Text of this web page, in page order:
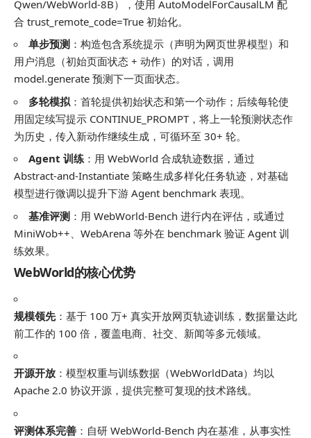
Qwen/WebWorld-8B），使用 AutoModelForCausalLM 配
合 trust_remote_code=True 初始化。
单步预测 ：构造包含系统提示（声明为网页世界模型）和
用户消息（初始页面状态 + 动作）的对话，调用
model.generate 预测下一页面状态。
多轮模拟 ：首轮提供初始状态和第一个动作；后续每轮使
用固定续写提示 CONTINUE_PROMPT，将上一轮预测状态作
为历史，传入新动作继续生成，可循环至 30+ 轮。
Agent 训练 ：用 WebWorld 合成轨迹数据，通过
Abstract-and-Instantiate 策略生成多样化任务轨迹，对基础
模型进行微调以提升下游 Agent benchmark 表现。
基准评测 ：用 WebWorld-Bench 进行内在评估，或通过
MiniWob++、WebArena 等外在 benchmark 验证 Agent 训
练效果。
WebWorld的核心优势
规模领先：基于 100 万+ 真实开放网页轨迹训练，数据量达此
前工作的 100 倍，覆盖电商、社交、新闻等多元领域。
开源开放 ：模型权重与训练数据（WebWorldData）均以
Apache 2.0 协议开源，提供完整可复现的技术路线。
评测体系完善 ：自研 WebWorld-Bench 内在基准，从事实性